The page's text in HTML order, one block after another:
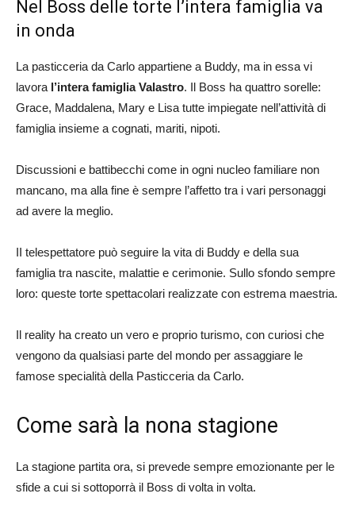
Nel Boss delle torte l’intera famiglia va
in onda
La pasticceria da Carlo appartiene a Buddy, ma in essa vi
lavora l’intera famiglia Valastro. Il Boss ha quattro sorelle:
Grace, Maddalena, Mary e Lisa tutte impiegate nell’attività di
famiglia insieme a cognati, mariti, nipoti.
Discussioni e battibecchi come in ogni nucleo familiare non
mancano, ma alla fine è sempre l’affetto tra i vari personaggi
ad avere la meglio.
II telespettatore può seguire la vita di Buddy e della sua
famiglia tra nascite, malattie e cerimonie. Sullo sfondo sempre
loro: queste torte spettacolari realizzate con estrema maestria.
Il reality ha creato un vero e proprio turismo, con curiosi che
vengono da qualsiasi parte del mondo per assaggiare le
famose specialità della Pasticceria da Carlo.
Come sarà la nona stagione
La stagione partita ora, si prevede sempre emozionante per le
sfide a cui si sottoporrà il Boss di volta in volta.